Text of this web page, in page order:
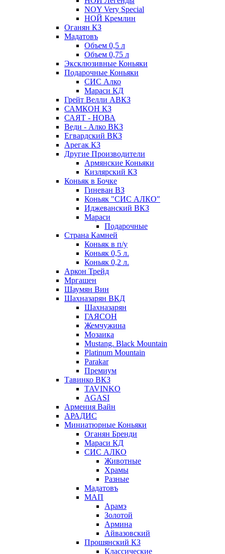
NOY Very Speсial
НОЙ Кремлин
Оганян КЗ
Мадатовъ
Объем 0,5 л
Объем 0,75 л
Эксклюзивные Коньяки
Подарочные Коньяки
СИС Алко
Мараси КД
Грейт Велли АВКЗ
САМКОН КЗ
САЯТ - НОВА
Веди - Алко ВКЗ
Егвардский ВКЗ
Арегак КЗ
Другие Производители
Армянские Коньяки
Кизлярский КЗ
Коньяк в Бочке
Гиневан ВЗ
Коньяк "СИС АЛКО"
Иджеванский ВКЗ
Мараси
Подарочные
Страна Камней
Коньяк в п/у
Коньяк 0,5 л.
Коньяк 0,2 л.
Аркон Трейд
Мргашен
Шаумян Вин
Шахназарян ВКД
Шахназарян
ГАЯСОН
Жемчужина
Мозаика
Mustang. Black Mountain
Platinum Mountain
Parakar
Премиум
Тавинко ВКЗ
TAVINKO
AGASI
Армения Вайн
АРАДИС
Миниатюрные Коньяки
Оганян Бренди
Мараси КД
СИС АЛКО
Животные
Храмы
Разные
Мадатовъ
МАП
Арамэ
Золотой
Армина
Айвазовский
Прошянский КЗ
Классические